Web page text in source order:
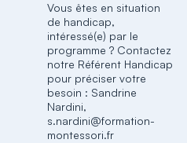
Vous êtes en situation
de handicap,
intéressé(e) par le
programme ? Contactez
notre Référent Handicap
pour préciser votre
besoin : Sandrine
Nardini,
s.nardini@formation-
montessori.fr